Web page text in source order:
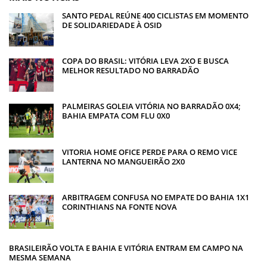
SANTO PEDAL REÚNE 400 CICLISTAS EM MOMENTO
DE SOLIDARIEDADE À OSID
COPA DO BRASIL: VITÓRIA LEVA 2XO E BUSCA
MELHOR RESULTADO NO BARRADÃO
PALMEIRAS GOLEIA VITÓRIA NO BARRADÃO 0X4;
BAHIA EMPATA COM FLU 0X0
VITORIA HOME OFICE PERDE PARA O REMO VICE
LANTERNA NO MANGUEIRÃO 2X0
ARBITRAGEM CONFUSA NO EMPATE DO BAHIA 1X1
CORINTHIANS NA FONTE NOVA
BRASILEIRÃO VOLTA E BAHIA E VITÓRIA ENTRAM EM CAMPO NA
MESMA SEMANA